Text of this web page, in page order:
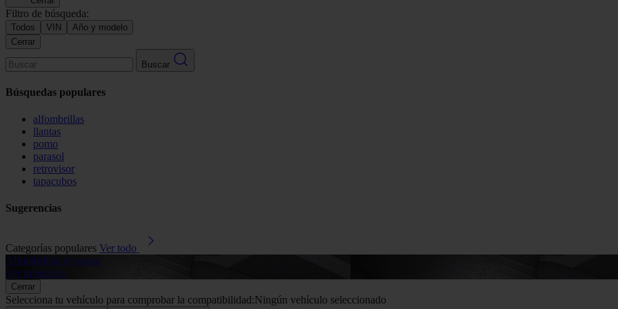
Filtro de búsqueda:
Todos VIN
Año y modelo
Cerrar
Buscar
Búsquedas populares
alfombrillas
llantas
pomo
parasol
retrovisor
tapacubos
Sugerencias
Categorías populares Ver todo
Alfombrillas de goma
Ver productos
Cerrar
Selecciona tu vehículo para comprobar la compatibilidad:Ningún vehículo seleccionado